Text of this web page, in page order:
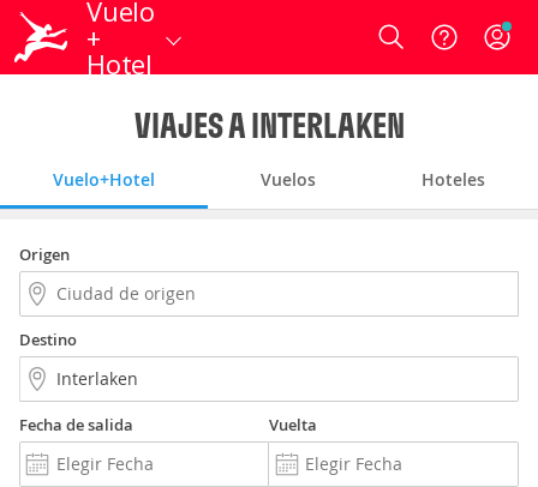
Vuelo
+
Hotel
Login
VIAJES A INTERLAKEN
Vuelo+Hotel Vuelos Hoteles
Origen
Destino
Fecha de salida Vuelta